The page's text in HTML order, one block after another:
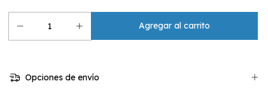
Opciones de envío